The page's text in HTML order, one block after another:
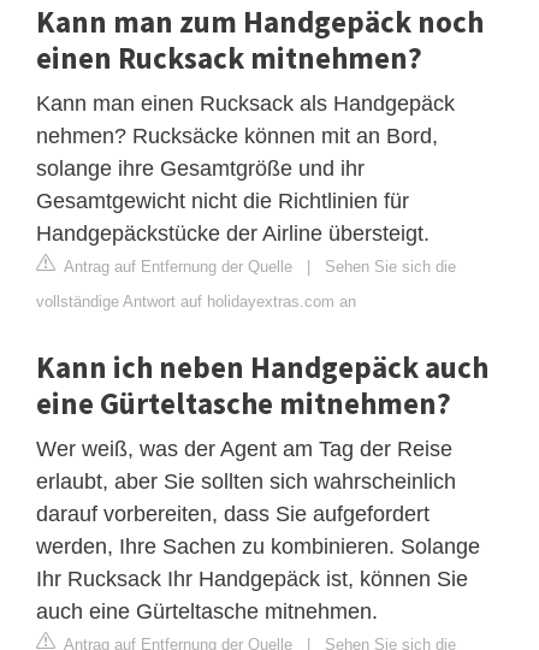
Kann man zum Handgepäck noch
einen Rucksack mitnehmen?
Kann man einen Rucksack als Handgepäck
nehmen? Rucksäcke können mit an Bord,
solange ihre Gesamtgröße und ihr
Gesamtgewicht nicht die Richtlinien für
Handgepäckstücke der Airline übersteigt.
Antrag auf Entfernung der Quelle | Sehen Sie sich die
vollständige Antwort auf holidayextras.com an
Kann ich neben Handgepäck auch
eine Gürteltasche mitnehmen?
Wer weiß, was der Agent am Tag der Reise
erlaubt, aber Sie sollten sich wahrscheinlich
darauf vorbereiten, dass Sie aufgefordert
werden, Ihre Sachen zu kombinieren. Solange
Ihr Rucksack Ihr Handgepäck ist, können Sie
auch eine Gürteltasche mitnehmen.
Antrag auf Entfernung der Quelle | Sehen Sie sich die